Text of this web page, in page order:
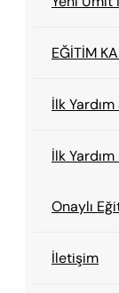
EĞİTİM
İlk Yardım
İlk
Onaylı
İletişim